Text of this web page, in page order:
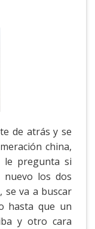
de atrás y se
china,
le pregunta si
los dos
se va a buscar
hasta que un
y otro cara